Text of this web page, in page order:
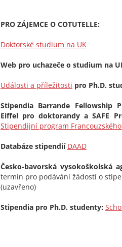
PRO ZÁJEMCE O COTUTELLE:
Doktorské studium na UK
Web pro uchazeče o studium na
Události a příležitosti pro Ph.D.
Stipendia Barrande Fellowship
Eiffel pro doktorandy a SAFE
Stipendijní program
Databáze stipendií DAAD
Česko-bavorská vysokoškolská
termín pro podávání žádostí o
(uzavřeno)
Stipendia pro Ph.D. studenty: